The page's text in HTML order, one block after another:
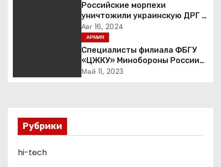
я
Российские морпехи
уничтожили украинскую ДРГ в
Курской области
Авг 16, 2024
АРМИЯ
Специалисты филиала ФБГУ
«ЦЖКУ» Минобороны России
по ЦВО переведены в режим
Май 11, 2023
Рубрики
hi-tech